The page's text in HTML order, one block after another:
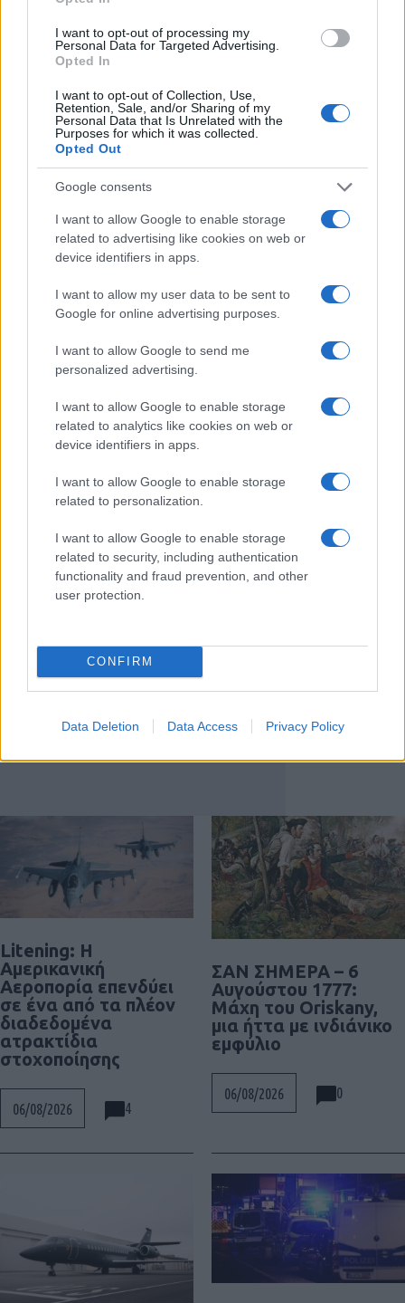
I want to opt-out of processing my
Personal Data for Targeted Advertising.
Opted In
I want to opt-out of Collection, Use,
Retention, Sale, and/or Sharing of my
Personal Data that Is Unrelated with the
Purposes for which it was collected.
Opted Out
Google consents
I want to allow Google to enable storage
related to advertising like cookies on web or
device identifiers in apps.
I want to allow my user data to be sent to
Google for online advertising purposes.
I want to allow Google to send me
personalized advertising.
I want to allow Google to enable storage
related to analytics like cookies on web or
device identifiers in apps.
I want to allow Google to enable storage
related to personalization.
I want to allow Google to enable storage
related to security, including authentication
functionality and fraud prevention, and other
user protection.
CONFIRM
Data Deletion Data Access Privacy Policy
Διαβάστε περισσότερα
Διαβάστε επίσης
ΣΑΝ ΣΗΜΕΡΑ – 6
Αυγούστου 1870:
Μάχες του Spicheren
και του Wörth, ο
γερμανικός στρατός
διαλύει τους Γάλλους
06/08/2026 0
SNCASE SE.5000
Baroudeur: το γαλλικό
μαχητικό που…
Litening: Η
Αμερικανική
Αεροπορία επενδύει
σε ένα από τα πλέον
διαδεδομένα
ατρακτίδια
στοχοποίησης
06/08/2026 4
ΣΑΝ ΣΗΜΕΡΑ – 6
Αυγούστου 1777:
Μάχη του Oriskany,
μια ήττα με ινδιάνικο
εμφύλιο
06/08/2026 0